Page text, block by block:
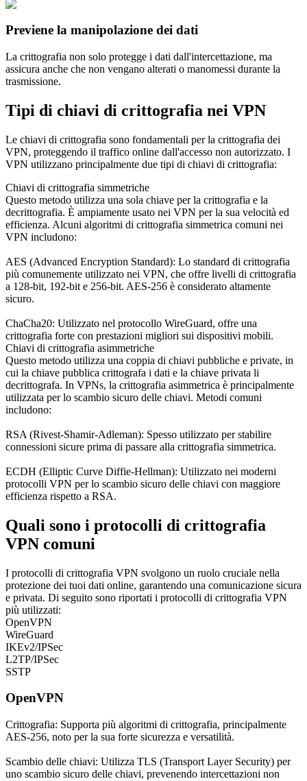
Previene la manipolazione dei dati
La crittografia non solo protegge i dati dall'intercettazione, ma
assicura anche che non vengano alterati o manomessi durante la
trasmissione.
Tipi di chiavi di crittografia nei VPN
Le chiavi di crittografia sono fondamentali per la crittografia dei
VPN, proteggendo il traffico online dall'accesso non autorizzato. I
VPN utilizzano principalmente due tipi di chiavi di crittografia:
Chiavi di crittografia simmetriche
Questo metodo utilizza una sola chiave per la crittografia e la
decrittografia. È ampiamente usato nei VPN per la sua velocità ed
efficienza. Alcuni algoritmi di crittografia simmetrica comuni nei
VPN includono:
AES (Advanced Encryption Standard): Lo standard di crittografia
più comunemente utilizzato nei VPN, che offre livelli di crittografia
a 128-bit, 192-bit e 256-bit. AES-256 è considerato altamente
sicuro.
ChaCha20: Utilizzato nel protocollo WireGuard, offre una
crittografia forte con prestazioni migliori sui dispositivi mobili.
Chiavi di crittografia asimmetriche
Questo metodo utilizza una coppia di chiavi pubbliche e private, in
cui la chiave pubblica crittografa i dati e la chiave privata li
decrittografa. In VPNs, la crittografia asimmetrica è principalmente
utilizzata per lo scambio sicuro delle chiavi. Metodi comuni
includono:
RSA (Rivest-Shamir-Adleman): Spesso utilizzato per stabilire
connessioni sicure prima di passare alla crittografia simmetrica.
ECDH (Elliptic Curve Diffie-Hellman): Utilizzato nei moderni
protocolli VPN per lo scambio sicuro delle chiavi con maggiore
efficienza rispetto a RSA.
Quali sono i protocolli di crittografia
VPN comuni
I protocolli di crittografia VPN svolgono un ruolo cruciale nella
protezione dei tuoi dati online, garantendo una comunicazione sicura
e privata. Di seguito sono riportati i protocolli di crittografia VPN
più utilizzati:
OpenVPN
WireGuard
IKEv2/IPSec
L2TP/IPSec
SSTP
OpenVPN
Crittografia: Supporta più algoritmi di crittografia, principalmente
AES-256, noto per la sua forte sicurezza e versatilità.
Scambio delle chiavi: Utilizza TLS (Transport Layer Security) per
uno scambio sicuro delle chiavi, prevenendo intercettazioni non